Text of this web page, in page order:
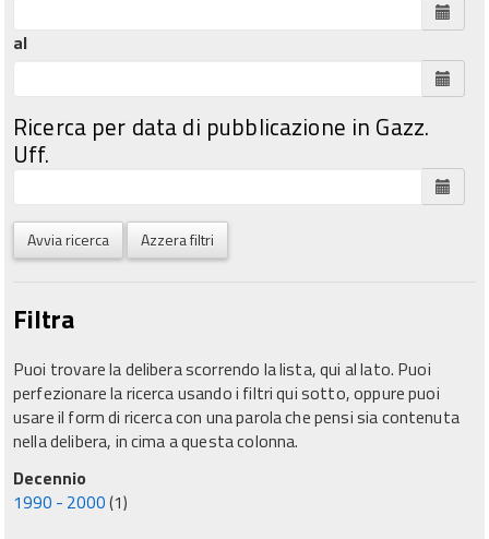
al
Ricerca per data di pubblicazione in Gazz.
Uff.
Avvia ricerca Azzera filtri
Filtra
Puoi trovare la delibera scorrendo la lista, qui al lato. Puoi
perfezionare la ricerca usando i filtri qui sotto, oppure puoi
usare il form di ricerca con una parola che pensi sia contenuta
nella delibera, in cima a questa colonna.
Decennio
1990 - 2000(1)